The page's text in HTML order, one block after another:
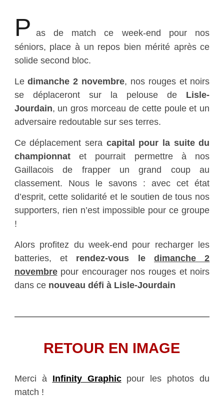
P as de match ce week-end pour nos
séniors, place à un repos bien mérité après ce
solide second bloc.
Ledimanche 2 novembre, nos rouges et noirs
se déplaceront sur la pelouse de Lisle-
Jourdain, un gros morceau de cette poule et un
adversaire redoutable sur ses terres.
Ce déplacement sera capital pour la suite du
championnatet pourrait permettre à nos
Gaillacois de frapper un grand coup au
classement. Nous le savons : avec cet état
d’esprit, cette solidarité et le soutien de tous nos
supporters, rien n’est impossible pour ce groupe
!
Alors profitez du week-end pour recharger les
batteries, et rendez-vous le dimanche 2
novembrepour encourager nos rouges et noirs
dans ce nouveau défi à Lisle-Jourdain
RETOUR EN IMAGE
Merci à Infinity Graphicpour les photos du
match !